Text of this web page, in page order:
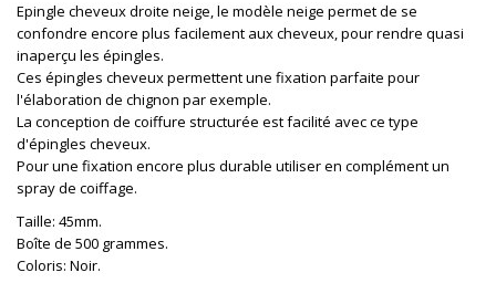
Epingle cheveux droite neige, le modèle neige permet de se
confondre encore plus facilement aux cheveux, pour rendre quasi
inaperçu les épingles.
Ces épingles cheveux permettent une fixation parfaite pour
l'élaboration de chignon par exemple.
La conception de coiffure structurée est facilité avec ce type
d'épingles cheveux.
Pour une fixation encore plus durable utiliser en complément un
spray de coiffage.
Taille: 45mm.
Boîte de 500 grammes.
Coloris: Noir.